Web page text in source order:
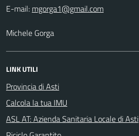
E-mail:
Michele Gorga
LINK UTILI
Provincia di Asti
Calcola la tua IMU
ASL AT: Azienda Sanitaria Locale di Asti